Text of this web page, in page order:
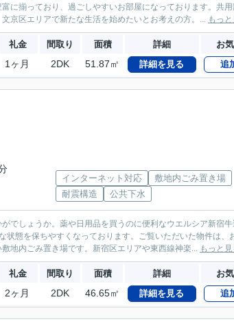
に揃っており、過ごしやすいお部屋になっております。共
京区エリアで新たな生活を始めたいとお考えの方。... もっ
礼金 間取り 面積 詳細 お
1ヶ月 2DK 51.87㎡ 詳細を見る 追
インターネット対応
敷地内ごみ置き場
耐震構造
公共下水
でしょうか。薬や日用品を買うのに便利なウエルシア新宿
態を保ちやすくなっております。ご覧いただいた物件は、
地内ごみ置き場です。新宿区エリアや東西線神楽... もっと見
礼金 間取り 面積 詳細 お
2ヶ月 2DK 46.65㎡ 詳細を見る 追